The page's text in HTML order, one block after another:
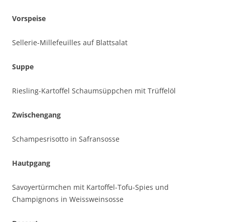
Vorspeise
Sellerie-Millefeuilles auf Blattsalat
Suppe
Riesling-Kartoffel Schaumsüppchen mit Trüffelöl
Zwischengang
Schampesrisotto in Safransosse
Hautpgang
Savoyertürmchen mit Kartoffel-Tofu-Spies und
Champignons in Weissweinsosse